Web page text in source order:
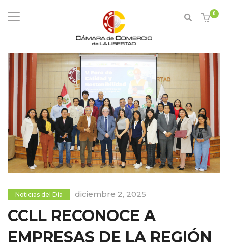
0
Noticias del Día diciembre 2, 2025
CCLL RECONOCE A
EMPRESAS DE LA REGIÓN